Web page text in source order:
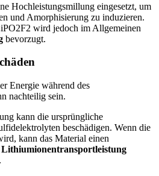
Hochleistungsmillung eingesetzt, um
und Amorphisierung zu induzieren.
wird jedoch im Allgemeinen
bevorzugt.
Energie während des
nachteilig sein.
kann die ursprüngliche
beschädigen. Wenn die
kann das Material einen
Lithiumionentransportleistung